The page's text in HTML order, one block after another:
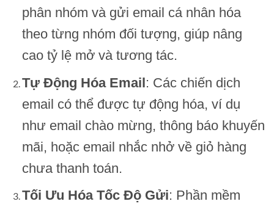
phân nhóm và gửi email cá nhân hóa
theo từng nhóm đối tượng, giúp nâng
cao tỷ lệ mở và tương tác.
Tự Động Hóa Email: Các chiến dịch
email có thể được tự động hóa, ví dụ
như email chào mừng, thông báo khuyến
mãi, hoặc email nhắc nhở về giỏ hàng
chưa thanh toán.
Tối Ưu Hóa Tốc Độ Gửi: Phần mềm